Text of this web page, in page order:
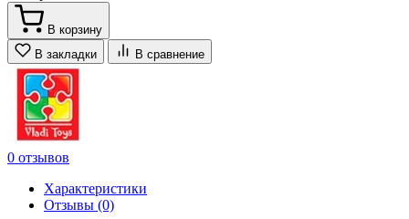
В корзину
В закладки
В сравнение
0 отзывов
Характеристики
Отзывы (0)